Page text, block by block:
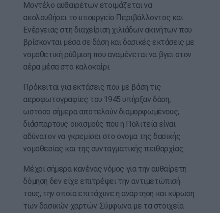
Μοντέλο αυθαιρέτων ετοιμάζεται να
ακολουθήσει το υπουργείο Περιβάλλοντος και
Ενέρ­γειας στη διαχείριση χιλιάδων ακινήτων που
βρίσκονται μέσα σε δάση και δασικές εκτάσεις με
νομοθετική ρύθμιση που αναμένεται να βγει στον
αέρα μέσα στο καλοκαίρι.
Πρόκειται για εκτάσεις που με βάση τις
αεροφωτογραφίες του 1945 υπήρξαν δάση,
ωστόσο σήμερα αποτελούν διαμορφωμένους,
διάσπαρτους οικισμούς που η Πολιτεία είναι
αδύνατον να γκρεμίσει στο όνομα της δασικής
νομοθεσίας και της συνταγματικής πειθαρχίας.
Μέχρι σήμερα κανένας νόμος για την αυθαίρετη
δόμηση δεν είχε επιτρέψει την αντιμετώπισή
τους, την οποία επιτάχυνε η ανάρτηση και κύρωση
των δασικών χαρτών. Σύμφωνα με τα στοιχεία